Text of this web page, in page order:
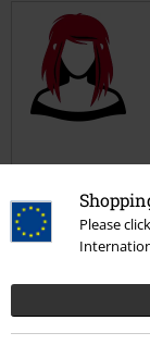
Please
Moyen
Alors c'est un
même pour moi
mon pantalon
Et je rejoins le
sont pas terminé
Lire plus